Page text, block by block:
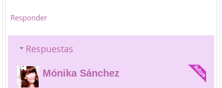
Responder
Respuestas
Mónika Sánchez